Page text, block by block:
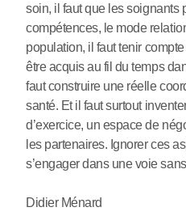
soin, il faut que les soignants
compétences, le mode
population, il faut tenir
être acquis au fil du temps
faut construire une réelle
santé. Et il faut surtout
d’exercice, un espace de
les partenaires. Ignorer ces
s’engager dans une voie
Didier Ménard